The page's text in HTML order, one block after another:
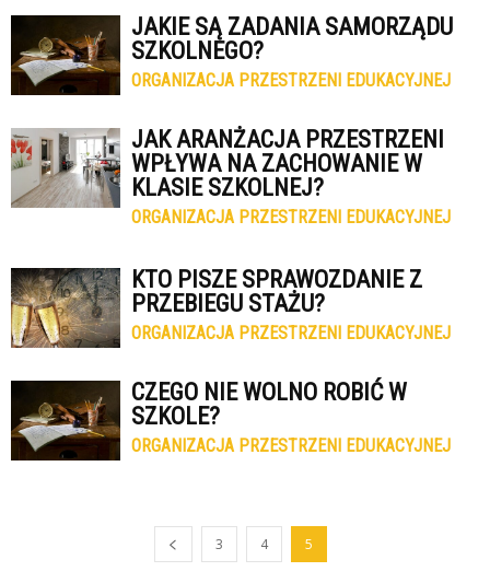
JAKIE SĄ ZADANIA SAMORZĄDU
SZKOLNEGO?
ORGANIZACJA PRZESTRZENI EDUKACYJNEJ
JAK ARANŻACJA PRZESTRZENI
WPŁYWA NA ZACHOWANIE W
KLASIE SZKOLNEJ?
ORGANIZACJA PRZESTRZENI EDUKACYJNEJ
KTO PISZE SPRAWOZDANIE Z
PRZEBIEGU STAŻU?
ORGANIZACJA PRZESTRZENI EDUKACYJNEJ
CZEGO NIE WOLNO ROBIĆ W
SZKOLE?
ORGANIZACJA PRZESTRZENI EDUKACYJNEJ
3 4 5